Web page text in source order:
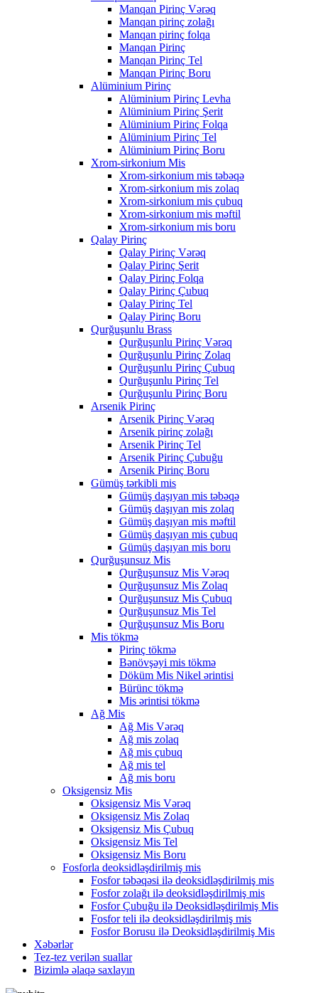
Manqan Pirinç Vərəq
Manqan pirinç zolağı
Manqan pirinç folqa
Manqan Pirinç
Manqan Pirinç Tel
Manqan Pirinç Boru
Alüminium Pirinç
Alüminium Pirinç Levha
Alüminium Pirinç Şerit
Alüminium Pirinç Folqa
Alüminium Pirinç Tel
Alüminium Pirinç Boru
Xrom-sirkonium Mis
Xrom-sirkonium mis təbəqə
Xrom-sirkonium mis zolaq
Xrom-sirkonium mis çubuq
Xrom-sirkonium mis məftil
Xrom-sirkonium mis boru
Qalay Pirinç
Qalay Pirinç Vərəq
Qalay Pirinç Şerit
Qalay Pirinç Folqa
Qalay Pirinç Çubuq
Qalay Pirinç Tel
Qalay Pirinç Boru
Qurğuşunlu Brass
Qurğuşunlu Pirinç Vərəq
Qurğuşunlu Pirinç Zolaq
Qurğuşunlu Pirinç Çubuq
Qurğuşunlu Pirinç Tel
Qurğuşunlu Pirinç Boru
Arsenik Pirinç
Arsenik Pirinç Vərəq
Arsenik pirinç zolağı
Arsenik Pirinç Tel
Arsenik Pirinç Çubuğu
Arsenik Pirinç Boru
Gümüş tərkibli mis
Gümüş daşıyan mis təbəqə
Gümüş daşıyan mis zolaq
Gümüş daşıyan mis məftil
Gümüş daşıyan mis çubuq
Gümüş daşıyan mis boru
Qurğuşunsuz Mis
Qurğuşunsuz Mis Vərəq
Qurğuşunsuz Mis Zolaq
Qurğuşunsuz Mis Çubuq
Qurğuşunsuz Mis Tel
Qurğuşunsuz Mis Boru
Mis tökmə
Pirinç tökmə
Bənövşəyi mis tökmə
Döküm Mis Nikel ərintisi
Bürünc tökmə
Mis ərintisi tökmə
Ağ Mis
Ağ Mis Vərəq
Ağ mis zolaq
Ağ mis çubuq
Ağ mis tel
Ağ mis boru
Oksigensiz Mis
Oksigensiz Mis Vərəq
Oksigensiz Mis Zolaq
Oksigensiz Mis Çubuq
Oksigensiz Mis Tel
Oksigensiz Mis Boru
Fosforla deoksidləşdirilmiş mis
Fosfor təbəqəsi ilə deoksidləşdirilmiş mis
Fosfor zolağı ilə deoksidləşdirilmiş mis
Fosfor Çubuğu ilə Deoksidləşdirilmiş Mis
Fosfor teli ilə deoksidləşdirilmiş mis
Fosfor Borusu ilə Deoksidləşdirilmiş Mis
Xəbərlər
Tez-tez verilən suallar
Bizimlə əlaqə saxlayın